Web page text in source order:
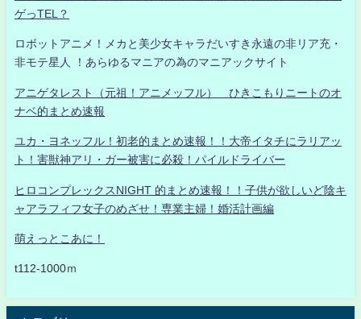
ゲっTEL？
ロボットアニメ！メカと美少女キャラだいすき永遠の非リア充・
非モテ星人 ！あらゆるマニアの為のマニアックサイト
アニゲタレスト（元祖！アニメッフル） ひきこもりニートのオ
ナベ的まとめ速報
ユカ・ヨネッフル！初老的まとめ速報！！大帝イタチにラリアッ
ト！害獣神アリ・ガー被害に必殺！パイルドライバー
ヒロコンプレックスNIGHT 的まとめ速報！！子供が欲しいど陰キ
ャアラフィフ女子のめざせ！専業主婦！婚活計画編
萌えっとこあに！
t112-1000ｍ